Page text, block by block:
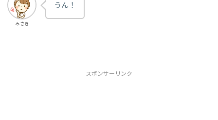
みさき
うん！
スポンサーリンク